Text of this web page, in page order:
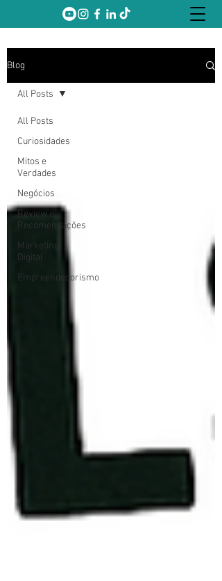
Blog
All Posts
Curiosidades
Mitos e
Verdades
Negócios
Review e
Recomendações
Marketing
Digital
Empreendedorismo
All Posts